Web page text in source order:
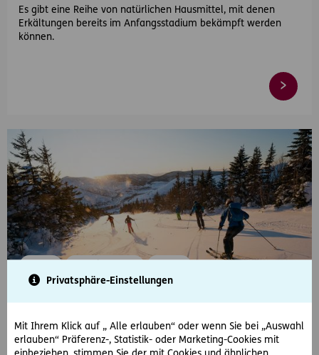
Privatsphäre-Einstellungen
Mit Ihrem Klick auf „ Alle erlauben“ oder wenn Sie bei „Auswahl
erlauben“ Präferenz-, Statistik- oder Marketing-Cookies mit
Es gibt eine Reihe von natürlichen Hausmittel, mit denen
Erkältungen bereits im Anfangsstadium bekämpft werden
können.
Skiurlaub in Österreich: 10 Tipps zum Geld
sparen